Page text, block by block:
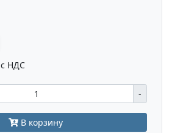
с НДС
-
В корзину